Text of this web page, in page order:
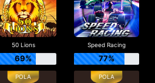
50 Lions
69%
Speed Racing
77%